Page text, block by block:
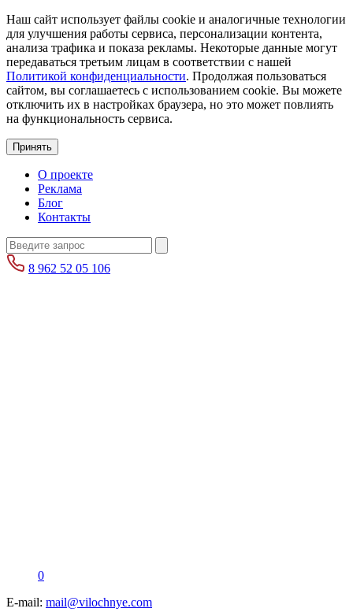
Наш сайт использует файлы cookie и аналогичные технологии
для улучшения работы сервиса, персонализации контента,
анализа трафика и показа рекламы. Некоторые данные могут
передаваться третьим лицам в соответствии с нашей
Политикой конфиденциальности. Продолжая пользоваться
сайтом, вы соглашаетесь с использованием cookie. Вы можете
отключить их в настройках браузера, но это может повлиять
на функциональность сервиса.
Принять
О проекте
Реклама
Блог
Контакты
8 962 52 05 106
0
E-mail: mail@vilochnye.com